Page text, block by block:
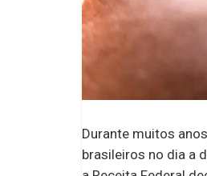
Durante muitos
brasileiros no dia a